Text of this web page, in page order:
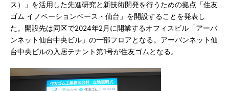
ス）」を活用した先進研究と新技術開発を行うための拠点「住友
ゴム イノベーションベース・仙台」を開設することを発表し
た。開設先は同区で2024年2月に開業するオフィスビル「アーバ
ンネット仙台中央ビル」の一部フロアとなる。アーバンネット仙
台中央ビルの入居テナント第1号が住友ゴムとなる。